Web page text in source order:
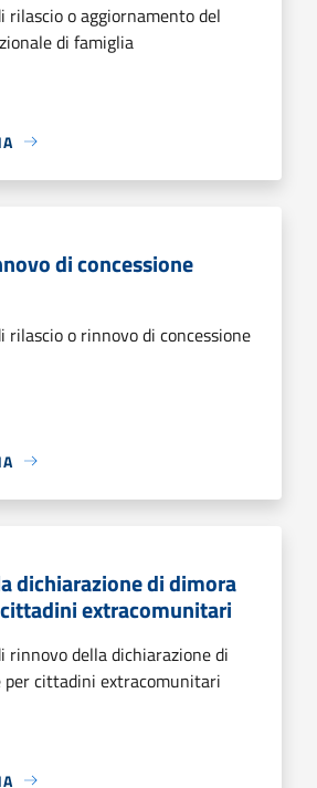
rilascio o aggiornamento del
di famiglia
di concessione
rilascio o rinnovo di concessione
dichiarazione di dimora
extracomunitari
rinnovo della dichiarazione di
per cittadini extracomunitari